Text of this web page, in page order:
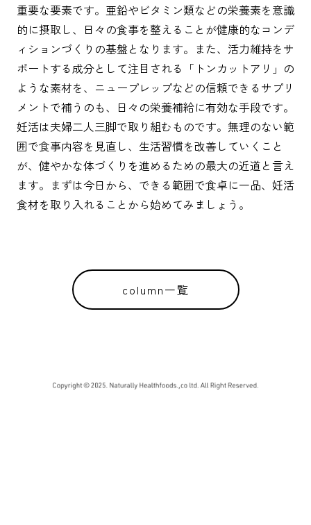
重要な要素です。亜鉛やビタミン類などの栄養素を意識
的に摂取し、日々の食事を整えることが健康的なコンデ
ィションづくりの基盤となります。また、活力維持をサ
ポートする成分として注目される「トンカットアリ」の
ような素材を、ニュープレップなどの信頼できるサプリ
メントで補うのも、日々の栄養補給に有効な手段です。
妊活は夫婦二人三脚で取り組むものです。無理のない範
囲で食事内容を見直し、生活習慣を改善していくこと
が、健やかな体づくりを進めるための最大の近道と言え
ます。まずは今日から、できる範囲で食卓に一品、妊活
食材を取り入れることから始めてみましょう。
column一覧